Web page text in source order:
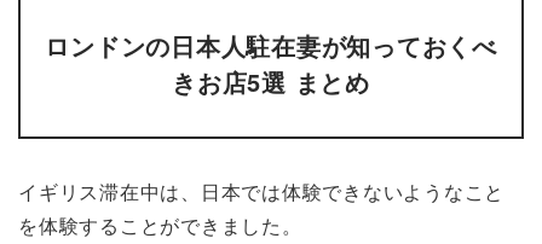
ロンドンの日本人駐在妻が知っておくべ
きお店5選 まとめ
イギリス滞在中は、日本では体験できないようなこと
を体験することができました。